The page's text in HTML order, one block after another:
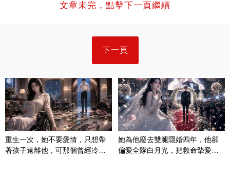
文章未完，點擊下一頁繼續
下一頁
重生一次，她不要愛情，只想帶
著孩子遠離他，可那個曾經冷漠
她為他廢去雙腿隱婚四年，他卻
偏愛全隊白月光，把救命摯愛當